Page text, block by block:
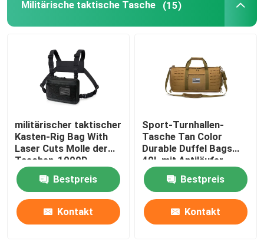
Militärische taktische Tasche (15)
militärischer taktischer
Kasten-Rig Bag With
Laser Cuts Molle der
Taschen-1000D
Nylonentwurf
Bestpreis
Kontakt
Sport-Turnhallen-
Tasche Tan Color
Durable Duffel Bags
40L mit Antiläufer
Bestpreis
Kontakt